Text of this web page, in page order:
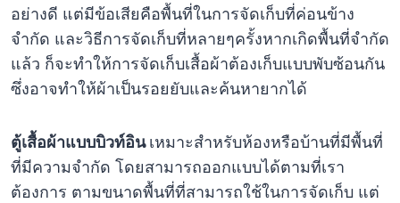
อย่างดี แต่มีข้อเสียคือพื้นที่ในการจัดเก็บที่ค่อนข้าง
จำกัด และวิธีการจัดเก็บที่หลายๆครั้งหากเกิดพื้นที่จำกัด
แล้ว ก็จะทำให้การจัดเก็บเสื้อผ้าต้องเก็บแบบพับซ้อนกัน
ซึ่งอาจทำให้ผ้าเป็นรอยยับและค้นหายากได้
ตู้เสื้อผ้าแบบบิวท์อินเหมาะสำหรับห้องหรือบ้านที่มีพื้นที่
ที่มีความจำกัด โดยสามารถออกแบบได้ตามที่เรา
ต้องการ ตามขนาดพื้นที่ที่สามารถใช้ในการจัดเก็บ แต่